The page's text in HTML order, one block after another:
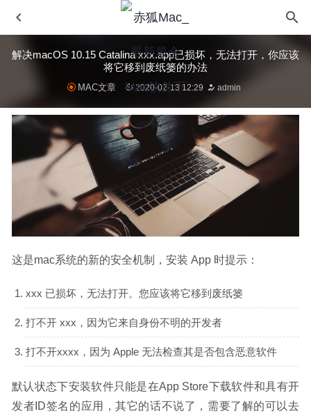
解决macOS 10.15 Catalina xxx.app已损坏，无法打开，你应该
将它移到废纸篓的办法
MAC文章 2020-02-13 12:29 admin
这是mac系统的新的安全机制，安装 App 时提示：
xxx 已损坏，无法打开。您应该将它移到废纸篓
打不开 xxx，因为它来自身份不明的开发者
打不开xxxx，因为 Apple 无法检查其是否包含恶意软件
默认状态下安装软件只能是在App Store下载软件和具有开
发者ID签名的应用，其它的话不说了，需要了解的可以去
Wirecast Pro 14.0.0 – 专业摄像直播视频工具 2020-09-07
Eon Timer 2.9.17 中文版 – 简洁直观的时间追踪管理工具
2025-06-26
Debookee 7.4.1 for Mac- 强大的网络数据抓包分析工具
Omni Remover 3.3.0 for Mac中文版-优秀的多合一的软件
Brave Browser 83.1.10.90 中文版-超强广告拦截而且能赚
钱的网页浏览器 2020-06-18